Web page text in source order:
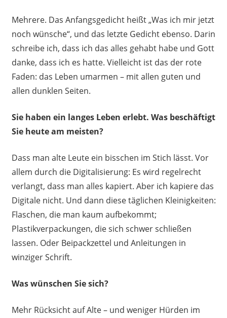
Mehrere. Das Anfangsgedicht heißt „Was ich mir jetzt
noch wünsche“, und das letzte Gedicht ebenso. Darin
schreibe ich, dass ich das alles gehabt habe und Gott
danke, dass ich es hatte. Vielleicht ist das der rote
Faden: das Leben umarmen – mit allen guten und
allen dunklen Seiten.
Sie haben ein langes Leben erlebt. Was beschäftigt
Sie heute am meisten?
Dass man alte Leute ein bisschen im Stich lässt. Vor
allem durch die Digitalisierung: Es wird regelrecht
verlangt, dass man alles kapiert. Aber ich kapiere das
Digitale nicht. Und dann diese täglichen Kleinigkeiten:
Flaschen, die man kaum aufbekommt;
Plastikverpackungen, die sich schwer schließen
lassen. Oder Beipackzettel und Anleitungen in
winziger Schrift.
Was wünschen Sie sich?
Mehr Rücksicht auf Alte – und weniger Hürden im